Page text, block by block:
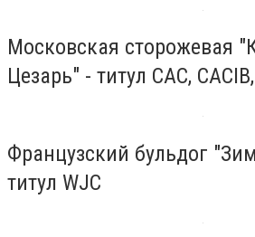
Московская сторожевая
Цезарь" - титул CAC,
Французский бульдог
титул WJC